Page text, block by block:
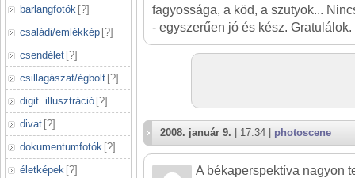
barlangfotók [?]
családi/emlékkép [?]
csendélet [?]
csillagászat/égbolt [?]
digit. illusztráció [?]
divat [?]
dokumentumfotók [?]
életképek [?]
fagyossága, a köd, a szutyok...
- egyszerűen jó és kész. Gratulálok.
2008. január 9. | 17:34 | photoscene
A békaperspektíva nagyon